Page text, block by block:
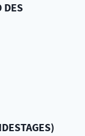
DES
)